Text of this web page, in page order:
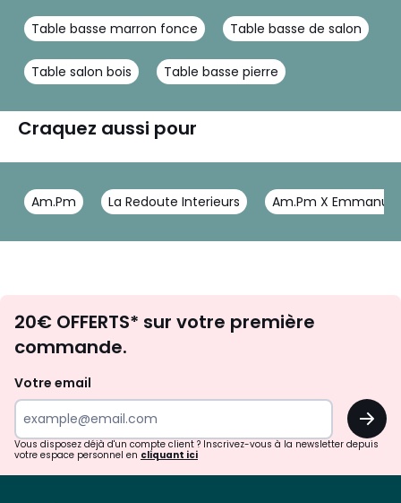
Table basse marron fonce Table basse de salon
Table salon bois Table basse pierre
Craquez aussi pour
Am.Pm La Redoute Interieurs Am.Pm X
d'inspirations
surprises?
20€ OFFERTS* sur votre première
commande.
Votre email
OK
Vous disposez déjà d'un compte client ? Inscrivez-vous à la newsletter depuis
votre espace personnel en cliquant ici